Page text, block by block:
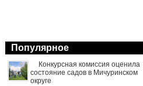
Популярное
Конкурсная комиссия оценила
состояние садов в Мичуринском
округе